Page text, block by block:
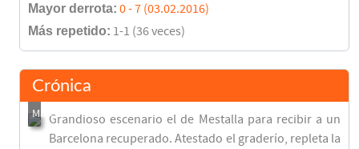
Mayor derrota: 0 - 7 (03.02.2016)
Más repetido: 1-1 (36 veces)
Crónica
Grandioso escenario el de Mestalla para recibir a un
Barcelona recuperado. Atestado el graderío, repleta la